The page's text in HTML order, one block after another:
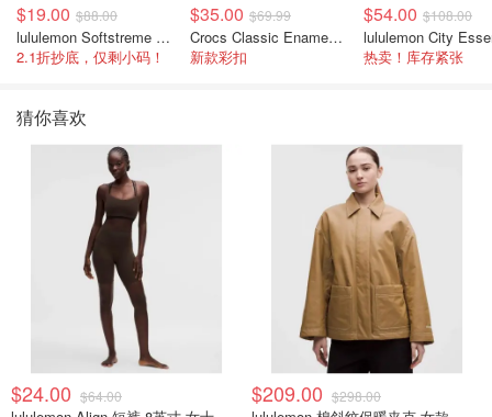
$19.00 $88.00
lululemon Softstreme 女士高腰短裤 10cm
2.1折抄底，仅剩小码！
$35.00 $69.99
Crocs Classic Enamel Buckle 卡骆驰布扣便鞋
新款彩扣
$54.00 $108.00
热卖！库存紧张
猜你喜欢
$24.00 $64.00 $209.00 $298.00